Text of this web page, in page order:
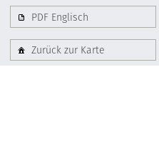
PDF Englisch
Zurück zur Karte